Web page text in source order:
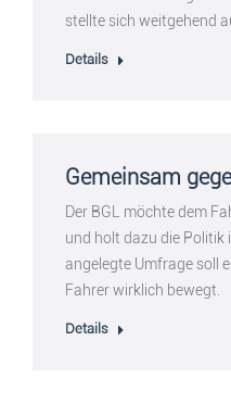
stellte sich weitgehend
Details
Gemeinsam
Der BGL möchte dem
und holt dazu die Politik
angelegte Umfrage soll
Fahrer wirklich bewegt.
Details